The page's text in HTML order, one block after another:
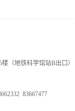
（地铁科学馆站B出口）
83667477